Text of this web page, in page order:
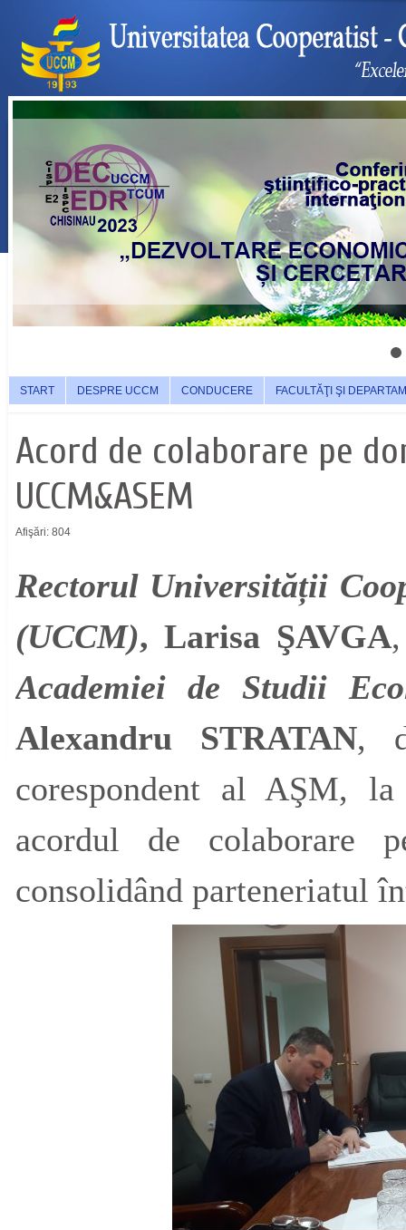
START DESPRE UCCM CONDUCERE FACULTĂŢI ŞI
Acord de colaborare pe
UCCM&ASEM
Afişări: 804
Rectorul Universității
(UCCM), Larisa ŞAVGA
Academiei de Studii
Alexandru STRATAN,
corespondent al AŞM,
acordul de colaborare
consolidând parteneriatul